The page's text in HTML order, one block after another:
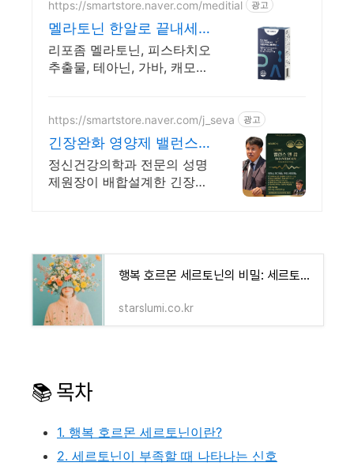
https://smartstore.naver.com/meditial 광고
멜라토닌 한알로 끝내세
요 개별포장 언제 어디서
나 OK
리포좀 멜라토닌, 피스타치오
추출물, 테아닌, 가바, 캐모마
https://smartstore.naver.com/j_seva 광고
긴장완화 영양제 밸런스
앤캄
정신건강의학과 전문의 성명
제원장이 배합설계한 긴장완
행복 호르몬 세르토닌의 비밀: 세르토닌 높이는 음식과 일상 루틴 - 블루 오아시스 정보 모음
starslumi.co.kr
📚 목차
1. 행복 호르몬 세르토닌이란?
2. 세르토닌이 부족할 때 나타나는 신호